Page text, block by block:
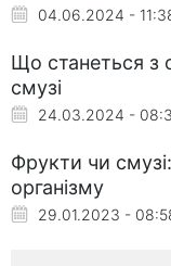
04.06.2024 -
Що станеться з
смузі
24.03.2024 -
Фрукти чи
організму
29.01.2023 -